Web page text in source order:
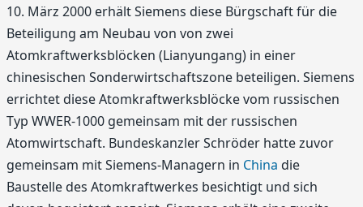
10. März 2000 erhält Siemens diese Bürgschaft für die
Beteiligung am Neubau von von zwei
Atomkraftwerksblöcken (Lianyungang) in einer
chinesischen Sonderwirtschaftszone beteiligen. Siemens
errichtet diese Atomkraftwerksblöcke vom russischen
Typ WWER-1000 gemeinsam mit der russischen
Atomwirtschaft. Bundeskanzler Schröder hatte zuvor
gemeinsam mit Siemens-Managern in China die
Baustelle des Atomkraftwerkes besichtigt und sich